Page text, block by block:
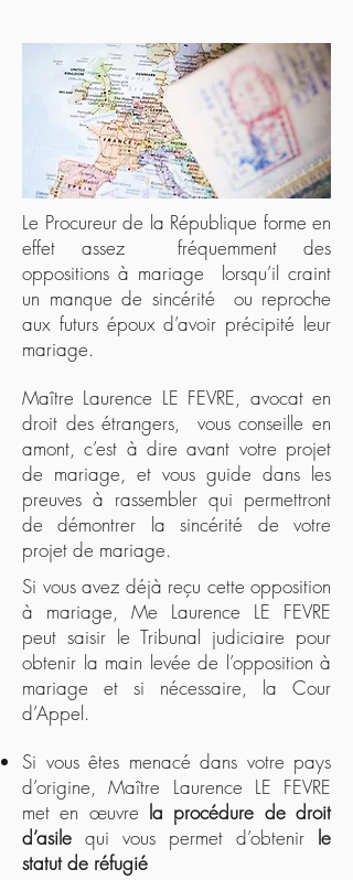
Le Procureur de la République forme en
effet assez fréquemment des
oppositions à mariage lorsqu’il craint
un manque de sincérité ou reproche
aux futurs époux d’avoir précipité leur
mariage.
Maître Laurence LE FEVRE, avocat en
droit des étrangers, vous conseille en
amont, c’est à dire avant votre projet
de mariage, et vous guide dans les
preuves à rassembler qui permettront
de démontrer la sincérité de votre
projet de mariage.
Si vous avez déjà reçu cette opposition
à mariage, Me Laurence LE FEVRE
peut saisir le Tribunal judiciaire pour
obtenir la main levée de l’opposition à
mariage et si nécessaire, la Cour
d’Appel.
Si vous êtes menacé dans votre pays
d’origine, Maître Laurence LE FEVRE
met en œuvre la procédure de droit
d’asile qui vous permet d’obtenir le
statut de réfugié